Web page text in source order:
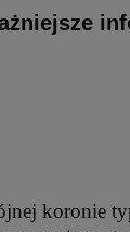
koronie